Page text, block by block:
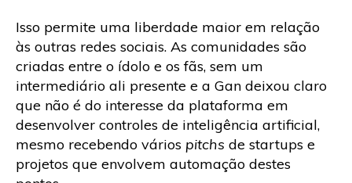
Isso permite uma liberdade maior em relação
às outras redes sociais. As comunidades são
criadas entre o ídolo e os fãs, sem um
intermediário ali presente e a Gan deixou claro
que não é do interesse da plataforma em
desenvolver controles de inteligência artificial,
mesmo recebendo vários pitchs de startups e
projetos que envolvem automação destes